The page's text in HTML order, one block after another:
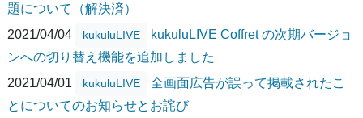
題について（解決済）
2021/04/04
kukuluLIVE
kukuluLIVE Coffret の次期バージョ
ンへの切り替え機能を追加しました
2021/04/01
kukuluLIVE
全画面広告が誤って掲載されたこ
とについてのお知らせとお詫び